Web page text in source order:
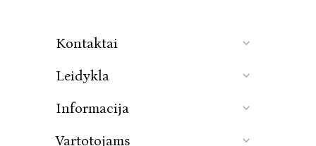
Kontaktai
Leidykla
Informacija
Vartotojams